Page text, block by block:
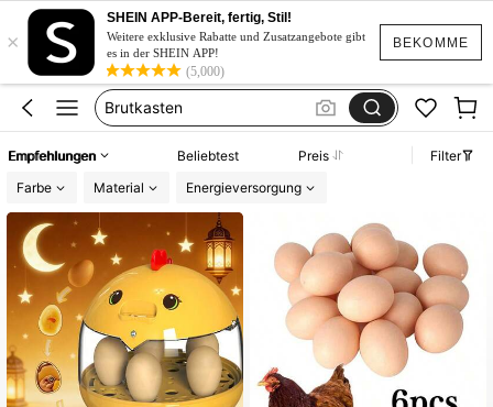
BEKOMME
×
SHEIN APP-Bereit, fertig, Stil!
Weitere exklusive Rabatte und Zusatzangebote gibt
es in der SHEIN APP!
(5,000)
Hühner Zubehör
Küken Maschine
Brutkasten
Hühner Zubehör
Empfehlungen Beliebtest Preis
Filter
Farbe
Material Energieversorgung